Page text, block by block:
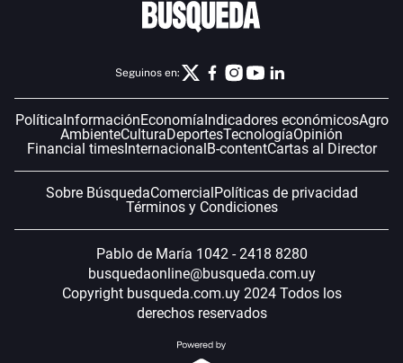
Seguinos en:
PolíticaInformaciónEconomíaIndicadores económicosAgro
AmbienteCulturaDeportesTecnologíaOpinión
Financial timesInternacionalB-contentCartas al Director
Sobre BúsquedaComercialPolíticas de privacidad
Términos y Condiciones
Pablo de María 1042 - 2418 8280
busquedaonline@busqueda.com.uy
Copyright busqueda.com.uy 2024 Todos los
derechos reservados